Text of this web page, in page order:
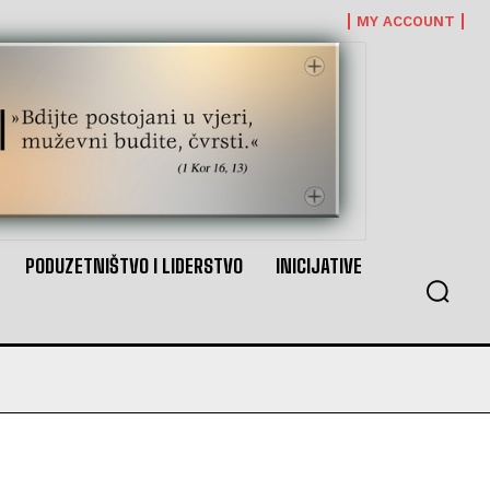
MY ACCOUNT
PODUZETNIŠTVO I LIDERSTVO INICIJATIVE